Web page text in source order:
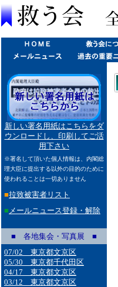
新しい署名用紙はこちらをダ
ウンロードし、印刷してご活
用下さい
※署名して頂いた個人情報は、内閣総
理大臣に提出する以外の目的のために
使われることは一切ありません
■拉致被害者リスト
■ メールニュース登録・解除
■ 各地集会・写真展 ■
07/02 東京都文京区
05/30 東京都千代田区
04/17 東京都文京区
03/12 東京都文京区